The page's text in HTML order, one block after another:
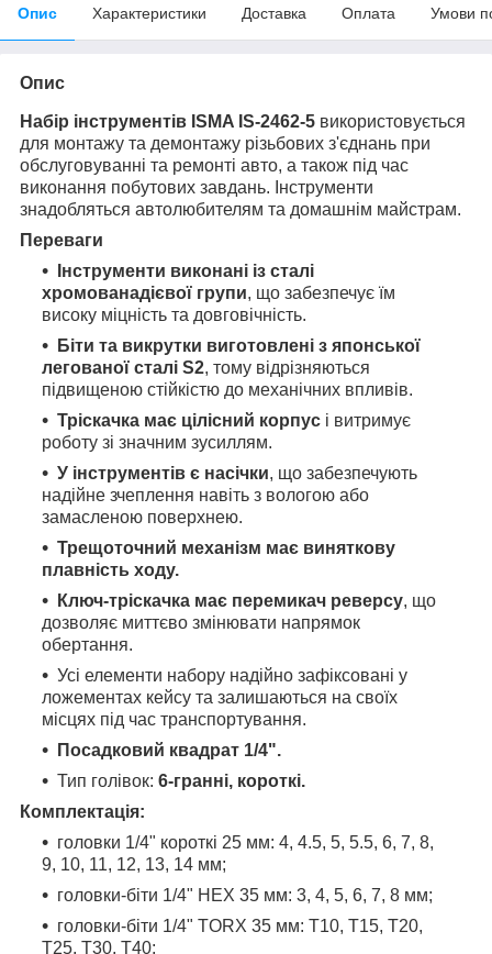
Опис Характеристики Доставка Оплата Умови
Опис
Набір інструментів ISMA IS-2462-5 використовується
для монтажу та демонтажу різьбових з'єднань при
обслуговуванні та ремонті авто, а також під час
виконання побутових завдань. Інструменти
знадобляться автолюбителям та домашнім майстрам.
Переваги
Інструменти виконані із сталі
хромованадієвої групи, що забезпечує їм
високу міцність та довговічність.
Біти та викрутки виготовлені з японської
легованої сталі S2, тому відрізняються
підвищеною стійкістю до механічних впливів.
Тріскачка має цілісний корпус і витримує
роботу зі значним зусиллям.
У інструментів є насічки, що забезпечують
надійне зчеплення навіть з вологою або
замасленою поверхнею.
Трещоточний механізм має виняткову
плавність ходу.
Ключ-тріскачка має перемикач реверсу, що
дозволяє миттєво змінювати напрямок
обертання.
Усі елементи набору надійно зафіксовані у
ложементах кейсу та залишаються на своїх
місцях під час транспортування.
Посадковий квадрат 1/4".
Тип голівок: 6-гранні, короткі.
Комплектація:
головки 1/4" короткі 25 мм: 4, 4.5, 5, 5.5, 6, 7, 8,
9, 10, 11, 12, 13, 14 мм;
головки-біти 1/4" HEX 35 мм: 3, 4, 5, 6, 7, 8 мм;
головки-біти 1/4" TORX 35 мм: T10, T15, T20,
T25, T30, Т40;